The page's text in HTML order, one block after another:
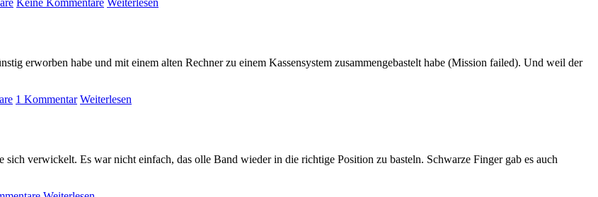
Keine Kommentare Weiterlesen
erworben habe und mit einem alten Rechner zu einem Kassensystem zusammengebastelt habe (Mission failed). Und weil der
1 Kommentar Weiterlesen
verwickelt. Es war nicht einfach, das olle Band wieder in die richtige Position zu basteln. Schwarze Finger gab es auch